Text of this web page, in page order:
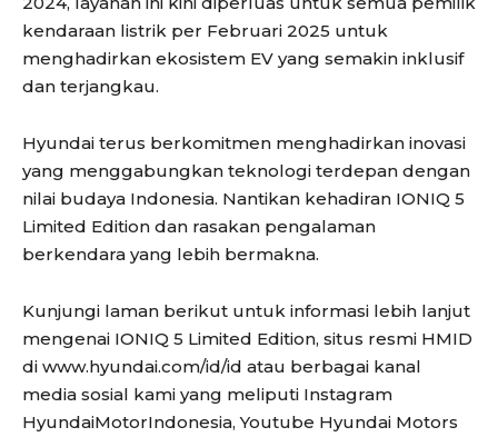
kendaraan listrik per Februari 2025 untuk
menghadirkan ekosistem EV yang semakin inklusif
dan terjangkau.
Hyundai terus berkomitmen menghadirkan inovasi
yang menggabungkan teknologi terdepan dengan
nilai budaya Indonesia. Nantikan kehadiran IONIQ 5
Limited Edition dan rasakan pengalaman
berkendara yang lebih bermakna.
Kunjungi laman berikut untuk informasi lebih lanjut
mengenai IONIQ 5 Limited Edition, situs resmi HMID
di www.hyundai.com/id/id atau berbagai kanal
media sosial kami yang meliputi Instagram
HyundaiMotorIndonesia, Youtube Hyundai Motors